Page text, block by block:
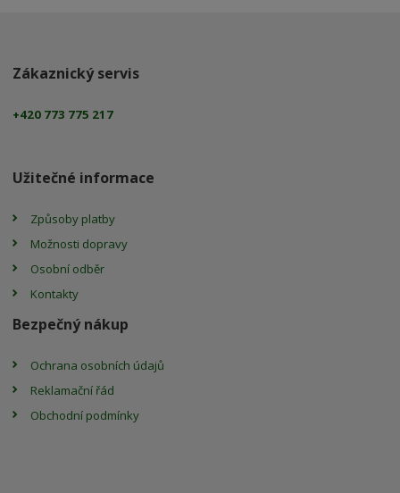
Zákaznický servis
+420 773 775 217
Užitečné informace
Způsoby platby
Možnosti dopravy
Osobní odběr
Kontakty
Bezpečný nákup
Ochrana osobních údajů
Reklamační řád
Obchodní podmínky